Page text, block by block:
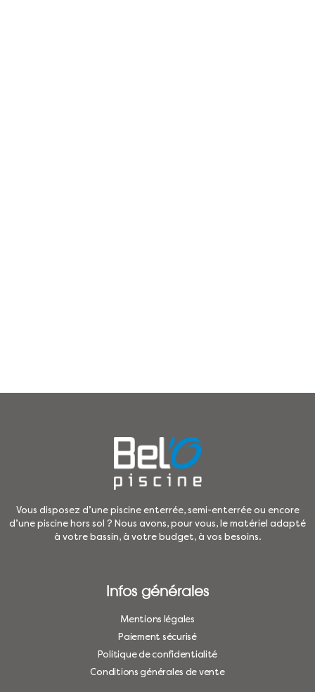
Vous disposez d’une piscine enterrée, semi-enterrée ou encore
d’une piscine hors sol ? Nous avons, pour vous, le matériel adapté
à votre bassin, à votre budget, à vos besoins.
Infos générales
Mentions légales
Paiement sécurisé
Politique de confidentialité
Conditions générales de vente